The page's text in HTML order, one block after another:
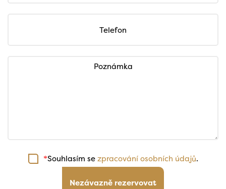
Telefon
Poznámka
*Souhlasím sezpracování osobních údajů.
Nezávazně rezervovat